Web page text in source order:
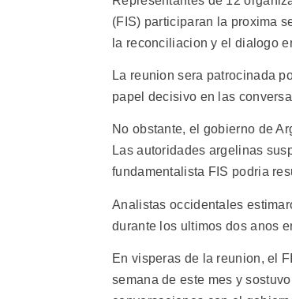
(FIS) participaran la proxima
la reconciliacion y el dialogo
La reunion sera patrocinada
papel decisivo en las
No obstante, el gobierno de
Las autoridades argelinas
fundamentalista FIS podria
Analistas occidentales
durante los ultimos dos anos
En visperas de la reunion, el
semana de este mes y